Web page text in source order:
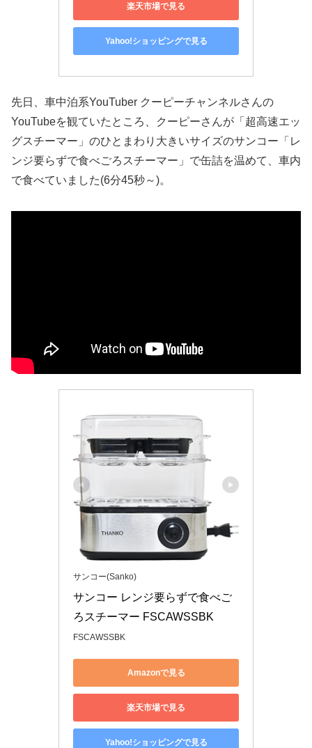
楽天市場で見る
Yahoo!ショッピングで見る
先日、車中泊系YouTuber クーピーチャンネルさんの
YouTubeを観ていたところ、クーピーさんが「超高速エッ
グスチーマー」のひとまわり大きいサイズのサンコー「レ
ンジ要らずで食べごろスチーマー」で缶詰を温めて、車内
で食べていました(6分45秒～)。
サンコー(Sanko)
サンコー レンジ要らずで食べご
ろスチーマー FSCAWSSBK
FSCAWSSBK
Amazonで見る
楽天市場で見る
Yahoo!ショッピングで見る